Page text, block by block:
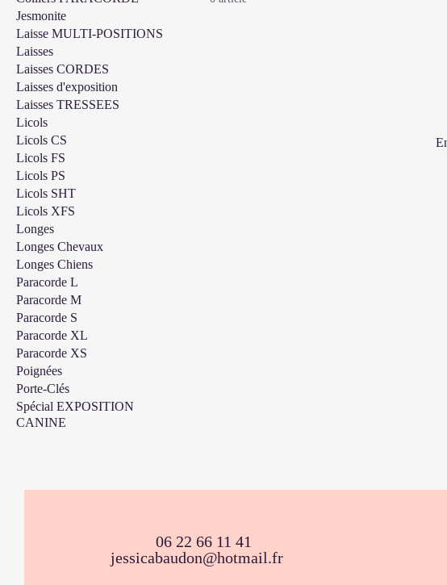
Jesmonite
Laisse MULTI-POSITIONS
Laisses
Laisses CORDES
Laisses d'exposition
Laisses TRESSEES
Licols
Licols CS
Licols FS
Licols PS
Licols SHT
Licols XFS
Longes
Longes Chevaux
Longes Chiens
Paracorde L
Paracorde M
Paracorde S
Paracorde XL
Paracorde XS
Poignées
Porte-Clés
Spécial EXPOSITION
CANINE
06 22 66 11 41
jessicabaudon@hotmail.fr